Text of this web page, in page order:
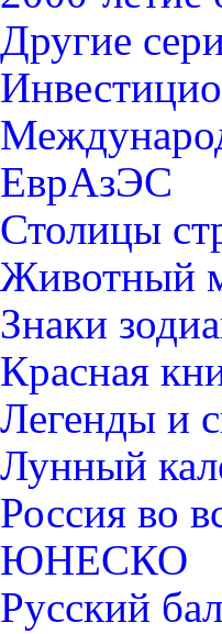
Другие
ЕврАзЭС
Столицы
Животный
Знаки
Красная
Легенды и
Лунный
Россия во
ЮНЕСКО
Русский